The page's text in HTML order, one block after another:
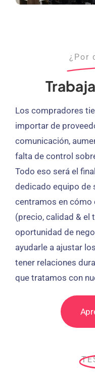
¿Por
Los compradores
importar de
comunicación,
falta de control
Todo eso será el
dedicado equipo de
centramos en
(precio, calidad & el
oportunidad de
ayudarle a ajustar
tener relaciones
que tratamos con